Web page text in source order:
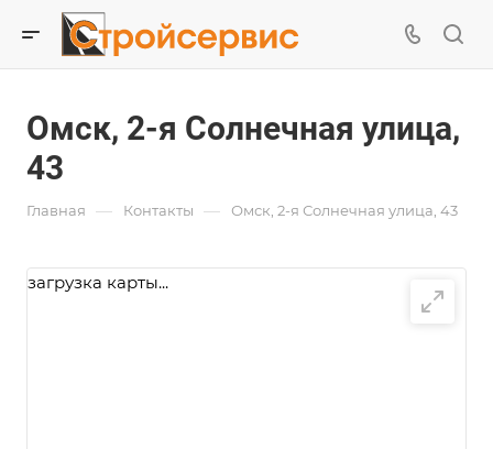
Омск, 2-я Солнечная улица,
43
Главная — Контакты — Омск, 2-я Солнечная улица, 43
загрузка карты...